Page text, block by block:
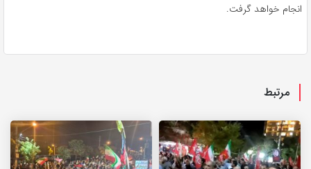
انجام خواهد گرفت.
مرتبط